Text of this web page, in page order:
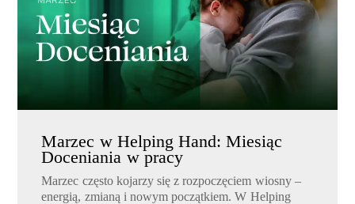
Marzec w Helping Hand: Miesiąc
Doceniania w pracy
Marzec często kojarzy się z rozpoczęciem wiosny –
energią, zmianą i nowym początkiem. W Helping